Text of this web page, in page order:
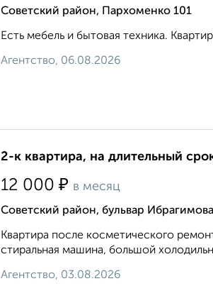
Советский район, Пархоменко 101
Есть мебель и бытовая техника.
Агентство, 06.08.2026
2-к квартира, на длительный
12 000 ₽ в месяц
Советский район, бульвар
Квартира после косметического
стиральная машина, большой
Агентство, 03.08.2026